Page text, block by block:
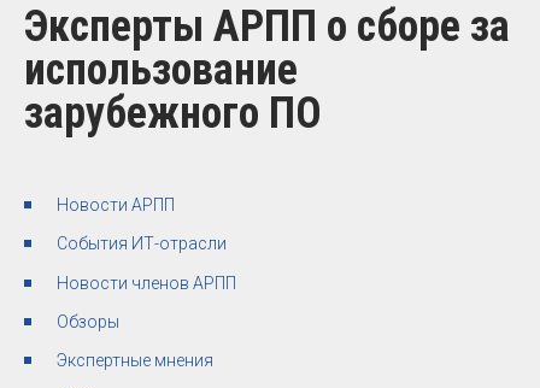
Эксперты АРПП о сборе за
использование
зарубежного ПО
Новости АРПП
События ИТ-отрасли
Новости членов АРПП
Обзоры
Экспертные мнения